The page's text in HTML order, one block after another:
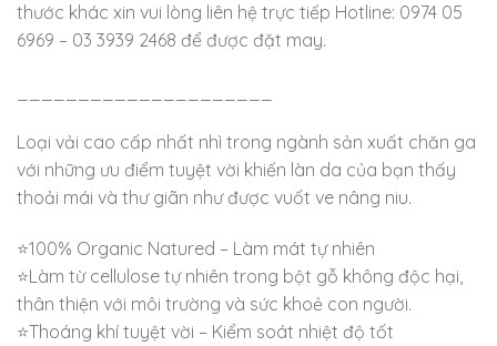
thước khác xin vui lòng liên hệ trực tiếp Hotline: 0974 05
6969 – 03 3939 2468 để được đặt may.
Loại vải cao cấp nhất nhì trong ngành sản xuất chăn ga
với những ưu điểm tuyệt vời khiến làn da của bạn thấy
thoải mái và thư giãn như được vuốt ve nâng niu.
⭐100% Organic Natured – Làm mát tự nhiên
⭐Làm từ cellulose tự nhiên trong bột gỗ không độc hại,
thân thiện với môi trường và sức khoẻ con người.
⭐Thoáng khí tuyệt vời – Kiểm soát nhiệt độ tốt